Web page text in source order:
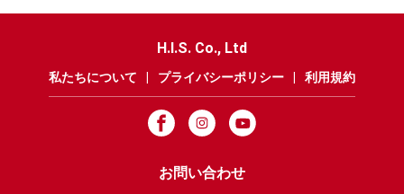
H.I.S. Co., Ltd
私たちについて プライバシーポリシー 利用規約
お問い合わせ